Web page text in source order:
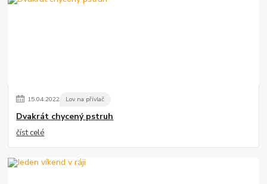
15.04.2022 Lov na přívlač
Dvakrát chycený pstruh
číst celé